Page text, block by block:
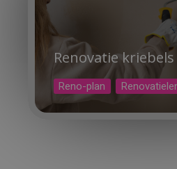
Renovatie
Reno-plan